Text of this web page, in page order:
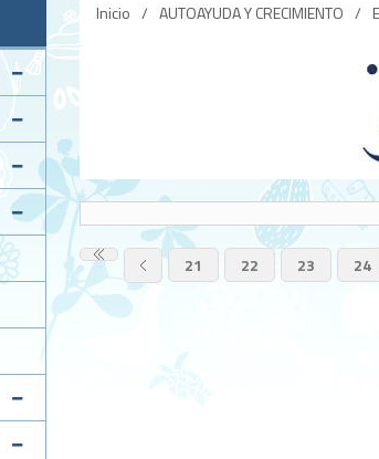
Inicio / AUTOAYUDA Y CRECIMIENTO /
21 22 23 24